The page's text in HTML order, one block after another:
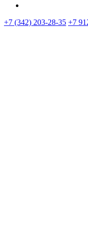
+7 (342) 203-28-35 +7